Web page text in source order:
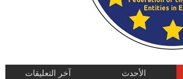
الأحدث آخر التعليقات